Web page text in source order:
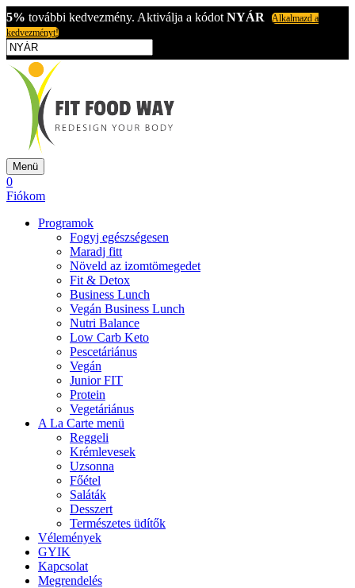
5% további kedvezmény. Aktiválja a kódot NYÁR
Alkalmazd a
kedvezményt!
Menü
0
Fiókom
Programok
Fogyj egészségesen
Maradj fitt
Növeld az izomtömegedet
Fit & Detox
Business Lunch
Vegán Business Lunch
Nutri Balance
Low Carb Keto
Pescetáriánus
Vegán
Junior FIT
Protein
Vegetáriánus
A La Carte menü
Reggeli
Krémlevesek
Uzsonna
Főétel
Saláták
Desszert
Természetes üdítők
Vélemények
GYIK
Kapcsolat
Megrendelés